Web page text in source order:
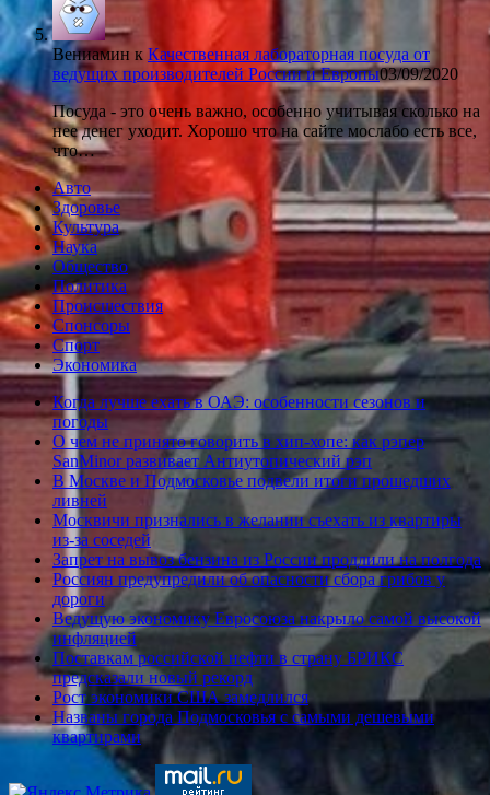
Вениамин к Качественная лабораторная посуда от
ведущих производителей России и Европы03/09/2020
Посуда - это очень важно, особенно учитывая сколько на
нее денег уходит. Хорошо что на сайте мослабо есть все,
что…
Авто
Здоровье
Культура
Наука
Общество
Политика
Происшествия
Спонсоры
Спорт
Экономика
Когда лучше ехать в ОАЭ: особенности сезонов и
погоды
О чем не принято говорить в хип-хопе: как рэпер
SanMinor развивает Антиутопический рэп
В Москве и Подмосковье подвели итоги прошедших
ливней
Москвичи признались в желании съехать из квартиры
из-за соседей
Запрет на вывоз бензина из России продлили на полгода
Россиян предупредили об опасности сбора грибов у
дороги
Ведущую экономику Евросоюза накрыло самой высокой
инфляцией
Поставкам российской нефти в страну БРИКС
предсказали новый рекорд
Рост экономики США замедлился
Названы города Подмосковья с самыми дешевыми
квартирами